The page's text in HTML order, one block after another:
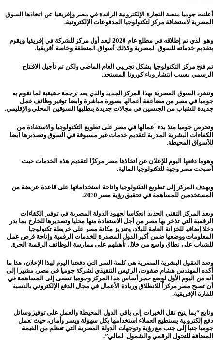
أعلنت جوميا منصة التجارة الإلكترونية الرائدة في مصر وإفريقيا عن اتخاذها السوق
المصرية لاستضافة مركز لتكنولوجيا المدفوعات الإلكترونية.
وهو الذي تم إطلاقه في مطلع عام 2020 ليعد أول مركز للشركة في إفريقيا ويقوم
بتقديم خدماته للسوق المصرية وكذلك أسواق المنطقة وخاصة أفريقيا.
تم فتح مركز التكنولوجيا بشكل تجريبي العام الماضي ولكن تم تأجيل الافتتاح
الرسمي بسبب انتشار وباء كورونا المستجد.‎
وتنفرد السوق المصرية بهذا المركز الجديد والذي يعد ترجمة حقيقية لما تقوم به
جوميا في مصر من مضاعفة أعمالها بصورة مباشرة وايضا توفير وظائف عمل
جديدة للشباب من الجنسين في مجالات جديدة يتطلبها السوقين المحلي والإقليمي.
وتحرص جوميا منذ بدء أعمالها في مصر على تطويع التكنولوجيا والاستفادة من
الكفاءات البشرية المدربة لتقديم خدمات غير مسبوقة في السوق وتصديرها ايضا
للأسواق المحيطة.
وهوما دفعها اليوم للإعلان عن اتخاذها مصر مركزًا لتقديم هذه الخدمات حيث
أصبحت مصر وجهة للتكنولوجيا المالية.
ويهدف المركز إلى تطويع التكنولوجيا واتاحة استخداماتها على قاعدة عريضة من
المستخدمين للمساهمة في تحقيق رؤية مصر 2030.
ويعد المركز التقني الجديد انعكاسا لجهود الدولة المصرية في توفير الكفاءات
الرقمية التي تذخر بها مصر من أجل الاستفادة منها محليا وتصديرها للخارج بما يدر
دخلا إضافيا للخزانة العامة للبلاد، وتعزيز مكانة مصر على خريطة تكنولوجيا
المعلومات ووضعها ضمن أكبر الدول المصدرة للخدمات الرقمية وإتاحة فرص عمل
للشباب على نطاق واسع من خلال تأهيلهم على ممارسة الوظائف الرقمية الحرة.
وتعد العقول البشرية المصرية هي كلمة السر التي دفعتنا اليوم لهذا الإعلان، هذا ما
أكده المهندس هشام صفوت، الرئيس التنفيذي لشركة جوميا في مصر، مشيرا إلى
أنه من اليوم الأول لوضع حجر أساس هذا المركز وجوميا تسعى إلى المساهمة في
أن تصبح مصر مركزاً للانطلاق وريادة الأعمال في مجال الدفع الإلكتروني بالنسبة
للقارة الإفريقية.
وتابع “بما يتيح نقل الخبرات إلى باقي الدول المحيطة والعمل على توفير وسائل
دفع إلكترونية يستطيع العملاء استخدامها بكل سهولة ويسر وأمان، حيث تعمل
جوميا جنبا إلى جنب مع رؤية وتوجهات الدولة المصرية التي تعظم من القيمة
المضافة للتحول الرقمي والشمول المالي”.